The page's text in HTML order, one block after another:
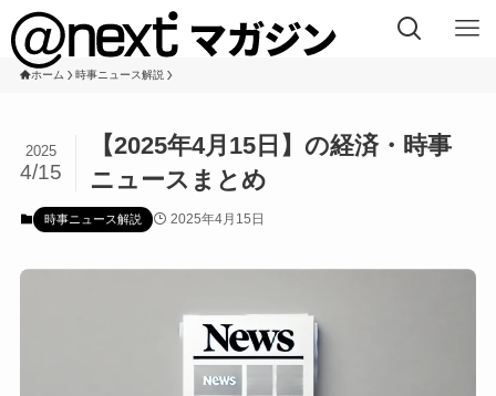
ホーム 時事ニュース解説
【2025年4月15日】の経済・時事
ニュースまとめ
2025
4/15
時事ニュース解説 2025年4月15日